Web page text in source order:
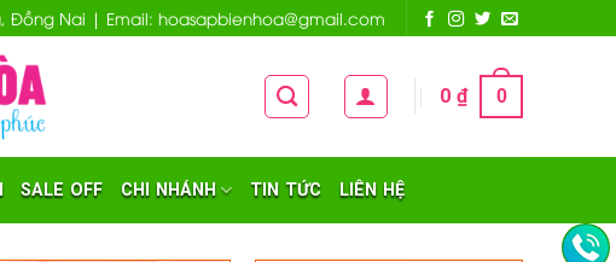
Đồng Nai | Email: hoasapbienhoa@gmail.com
0₫ 0
SALE OFF CHI NHÁNH TIN TỨC LIÊN HỆ